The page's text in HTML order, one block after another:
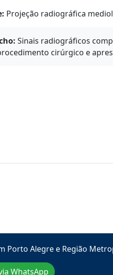
Projeção radiográfica
Sinais radiográficos
cirúrgico e
Porto Alegre e Região
WhatsApp